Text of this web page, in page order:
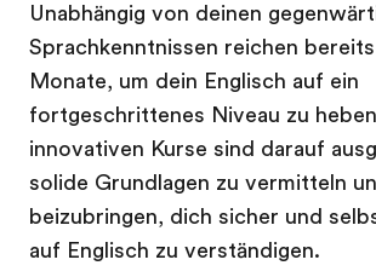
Unabhängig von deinen
Sprachkenntnissen reichen
Monate, um dein Englisch auf ein
fortgeschrittenes Niveau zu
innovativen Kurse sind darauf
solide Grundlagen zu vermitteln
beizubringen, dich sicher und
auf Englisch zu verständigen.